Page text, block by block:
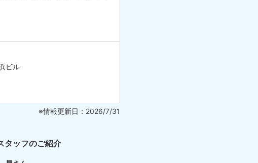
ビル
※情報更新日：2026/7/31
タッフのご紹介